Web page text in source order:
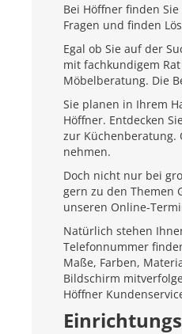
Bei Höffner finden
Fragen und finden
Egal ob Sie auf der
mit fachkundigem
Möbelberatung. Die
Sie planen in Ihrem
Höffner. Entdecken
zur Küchenberatung.
nehmen.
Doch nicht nur bei
gern zu den Themen
unseren Online-
Natürlich stehen
Telefonnummer
Maße, Farben,
Bildschirm
Höffner